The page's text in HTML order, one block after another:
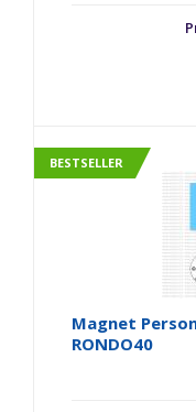
BESTSELLER
Magnet
RONDO40